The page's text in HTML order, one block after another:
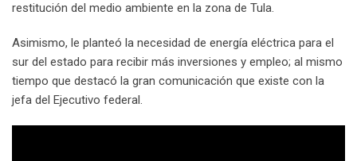
restitución del medio ambiente en la zona de Tula.
Asimismo, le planteó la necesidad de energía eléctrica para el
sur del estado para recibir más inversiones y empleo; al mismo
tiempo que destacó la gran comunicación que existe con la
jefa del Ejecutivo federal.